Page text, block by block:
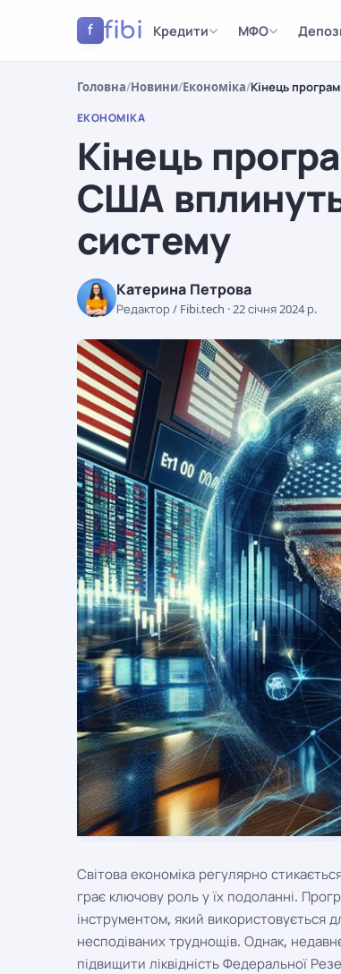
f fibi Кредити МФО
Головна/Новини/Економіка/Кінець
ЕКОНОМІКА
Кінець
США вплинуть
систему
Катерина Петрова
Редактор / Fibi.tech ·22 січня 2024 р.
ЕКОНОМІКА
Світова економіка регулярно
грає ключову роль у їх подоланні.
інструментом, який використовується
несподіваних труднощів. Однак,
підвищити ліквідність Федеральної